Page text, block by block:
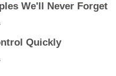
We'll Never Forget
Quickly